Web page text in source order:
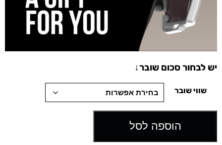
יש לבחור סכום שובר↓
שווי שובר
הוספה לסל